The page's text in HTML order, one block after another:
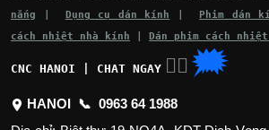
nắng
Dụng cụ dán kính Phim dán
cách nhiệt nhà kính
Dán phim cách
CNC HANOI | CHAT NGAY 👉🏽 🗯
HANOI 📞 0963 64 1988